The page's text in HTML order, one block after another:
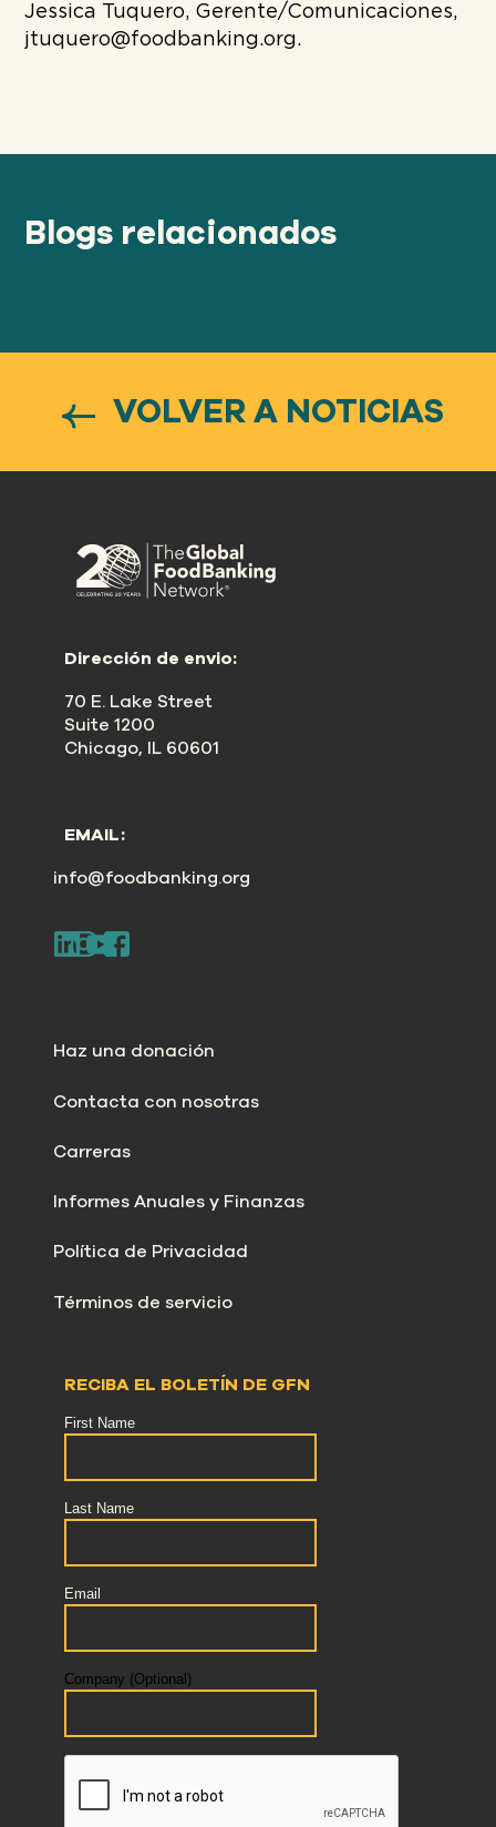
Jessica Tuquero, Gerente/Comunicaciones,
jtuquero@foodbanking.org.
Blogs relacionados
VOLVER A NOTICIAS
Dirección de envio:
70 E. Lake Street
Suite 1200
Chicago, IL 60601
EMAIL:
info@foodbanking.org
Haz una donación
Contacta con nosotras
Carreras
Informes Anuales y Finanzas
Política de Privacidad
Términos de servicio
RECIBA EL BOLETÍN DE GFN